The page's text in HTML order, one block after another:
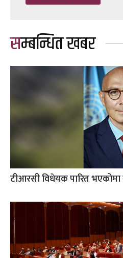
सम्बन्धित खबर
टीआरसी विधेयक पारित भएकोमा